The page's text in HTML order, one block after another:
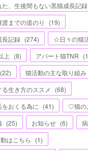
、生後間もない黒猫成長記録
までの道のり
(19)
長記録 (274) ☆日々の猫
上 (8) アパート猫TNR (
(22) 猫活動の主な取り組み
生き方のススメ
(68)
おくる為に (41) ♡猫の
(25) お知らせ (6)
はこちら
(1)